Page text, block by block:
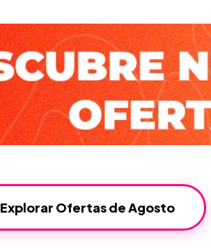
Explorar Ofertas de Agosto